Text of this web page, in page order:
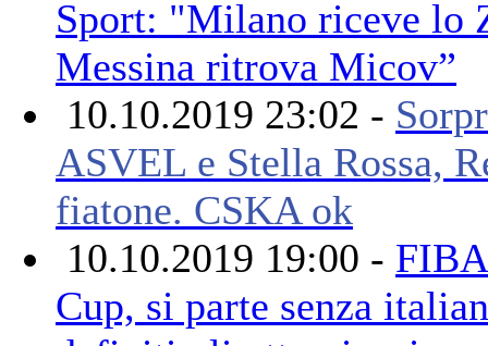
Sport: "Milano riceve lo
Messina ritrova Micov”
10.10.2019 23:02 -
ASVEL e Stella Rossa,
fiatone. CSKA ok
10.10.2019 19:00 -
Cup, si parte senza